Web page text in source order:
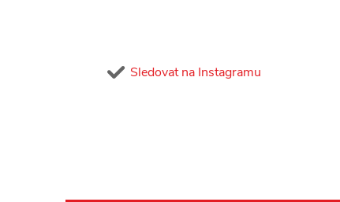
Sledovat na Instagramu